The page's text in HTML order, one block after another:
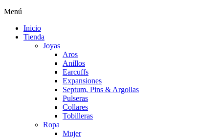
Menú
Inicio
Tienda
Joyas
Aros
Anillos
Earcuffs
Expansiones
Septum, Pins & Argollas
Pulseras
Collares
Tobilleras
Ropa
Mujer